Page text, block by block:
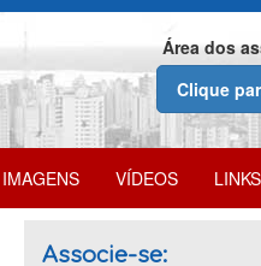
Área dos
Clique
IMAGENS VÍDEOS
Associe-se: